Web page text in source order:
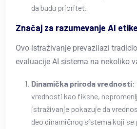
da budu prioritet.
Značaj za razumevanje AI etike
Ovo istraživanje prevazilazi
evaluacije AI sistema na nekoliko
Dinamička priroda vrednosti:
vrednosti kao fiksne,
istraživanje pokazuje da
deo dinamičnog sistema koji se